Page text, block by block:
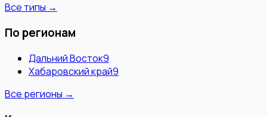
Все типы →
По регионам
Дальний Восток9
Хабаровский край9
Все регионы →